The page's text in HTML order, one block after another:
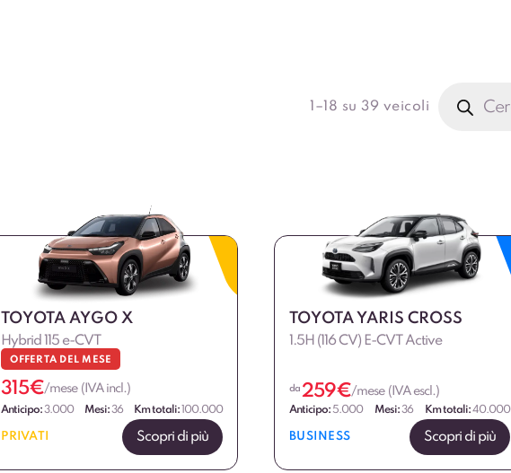
1–18 su 39 veicoli
prodotti
TOYOTA AYGO X
Hybrid 115 e-CVT
OFFERTA DEL MESE
315€/mese (IVA incl.)
Anticipo:3.000 Mesi:36 Km totali:100.000
PRIVATI Scopri di più
TOYOTA YARIS CROSS
1.5H (116 CV) E-CVT Active
da 259€/mese (IVA escl.)
Anticipo: 5.000 Mesi:36 Km totali:40.000
BUSINESS Scopri di più